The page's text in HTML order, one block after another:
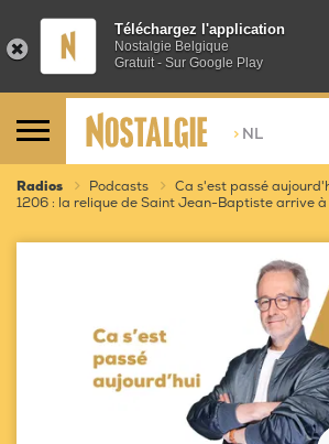
Téléchargez l'application
Nostalgie Belgique
Gratuit - Sur Google Play
> NL
Radios Podcasts Ca s'est passé
1206 : la relique de Saint Jean-Baptiste arrive à